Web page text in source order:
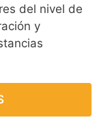
del nivel de
y